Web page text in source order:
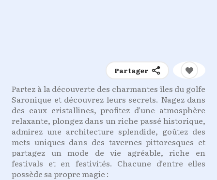
Partager
Partez à la découverte des charmantes îles du golfe
Saronique et découvrez leurs secrets. Nagez dans
des eaux cristallines, profitez d’une atmosphère
relaxante, plongez dans un riche passé historique,
admirez une architecture splendide, goûtez des
mets uniques dans des tavernes pittoresques et
partagez un mode de vie agréable, riche en
festivals et en festivités. Chacune d’entre elles
possède sa propre magie :